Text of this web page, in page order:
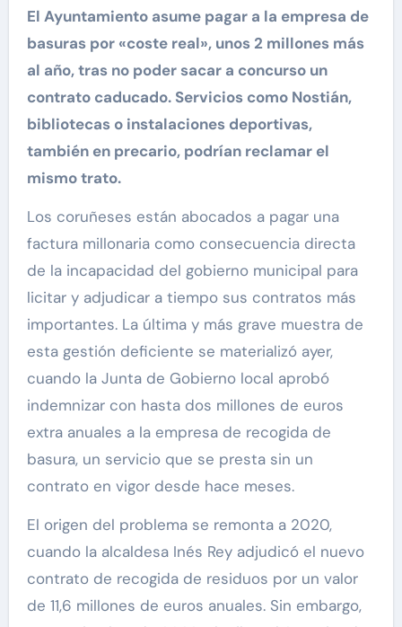
El Ayuntamiento asume pagar a la empresa de
basuras por «coste real», unos 2 millones más
al año, tras no poder sacar a concurso un
contrato caducado. Servicios como Nostián,
bibliotecas o instalaciones deportivas,
también en precario, podrían reclamar el
mismo trato.
Los coruñeses están abocados a pagar una
factura millonaria como consecuencia directa
de la incapacidad del gobierno municipal para
licitar y adjudicar a tiempo sus contratos más
importantes. La última y más grave muestra de
esta gestión deficiente se materializó ayer,
cuando la Junta de Gobierno local aprobó
indemnizar con hasta dos millones de euros
extra anuales a la empresa de recogida de
basura, un servicio que se presta sin un
contrato en vigor desde hace meses.
El origen del problema se remonta a 2020,
cuando la alcaldesa Inés Rey adjudicó el nuevo
contrato de recogida de residuos por un valor
de 11,6 millones de euros anuales. Sin embargo,